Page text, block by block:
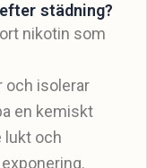
städning?
nikotin som
och isolerar
en kemiskt
lukt och